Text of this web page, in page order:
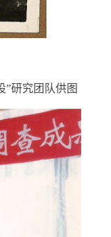
”研究团队供图